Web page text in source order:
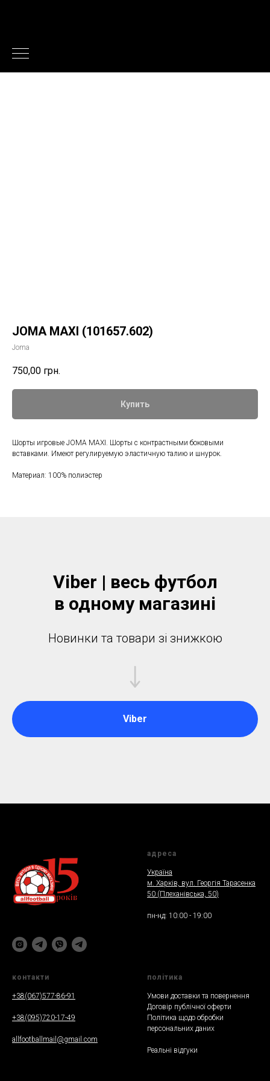
JOMA MAXI (101657.602)
Joma
750,00 грн.
Купить
Шорты игровые JOMA MAXI. Шорты с контрастными боковыми
вставками. Имеют регулируемую эластичную талию и шнурок.
Материал: 100% полиэстер
Viber | весь футбол
в одному магазинi
Новинки та товари зі знижкою
Viber
адреса
Україна
м. Харкiв, вул. Георгія Тарасенка
50 (Плеханiвська, 50)
пн-нд: 10:00 - 19:00
контакти
+38(067)577-86-91
+38(095)720-17-49
allfootballmail@gmail.com
полiтика
Умови доставки та повернення
Договір публічної оферти
Політика щодо обробки
персональних даних
Реальнi вiдгуки